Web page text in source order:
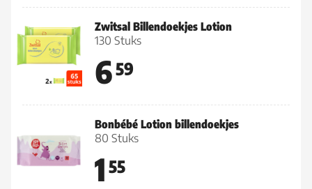
Zwitsal Billendoekjes Lotion
130 Stuks
659
Bonbébé Lotion billendoekjes
80 Stuks
1 55